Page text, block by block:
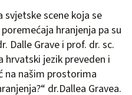
svjetske scene koja se
hranjenja pa su
Dalle Grave i prof. dr. sc.
hrvatski jezik preveden i
na našim prostorima
dr.Dallea Gravea.